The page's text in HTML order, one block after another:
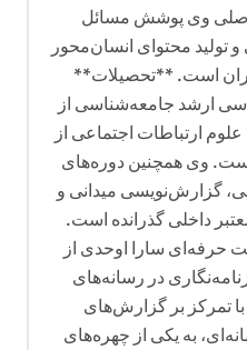
وی پوشش مسائل
تولید محتوای انسان‌محور
است. **تحصیلات**
ارشد جامعه‌شناسی از
ارتباطات اجتماعی از
وی همچنین دوره‌های
گزارش‌نویسی میدانی و
داخلی گذرانده است.
حرفه‌ای سارا اوحدی از
در رسانه‌های
تمرکز بر گزارش‌های
به یکی از چهره‌های